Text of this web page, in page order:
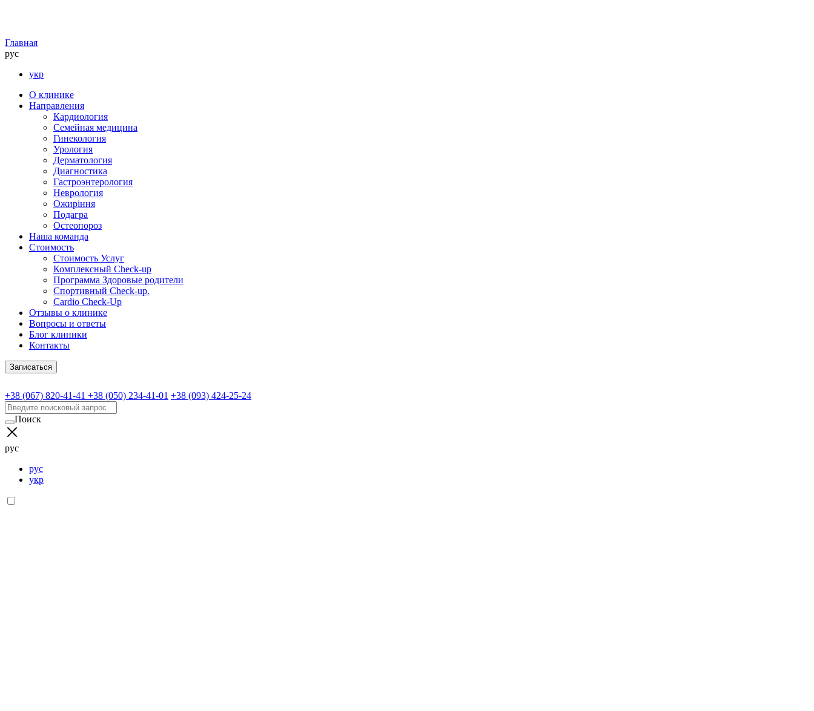
Главная
рус
укр
О клинике
Направления
Кардиология
Семейная медицина
Гинекология
Урология
Дерматология
Диагностика
Гастроэнтерология
Неврология
Ожиріння
Подагра
Остеопороз
Наша команда
Стоимость
Стоимость Услуг
Комплексный Check-up
Программа Здоровые родители
Спортивный Check-up.
Cardio Check-Up
Отзывы о клинике
Вопросы и ответы
Блог клиники
Контакты
Записаться
+38 (067) 820-41-41 +38 (050) 234-41-01 +38 (093) 424-25-24
Поиск
рус
рус
укр